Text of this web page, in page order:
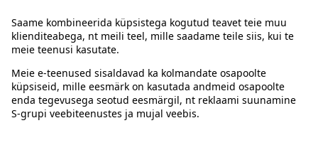
Juhised
Tingimused